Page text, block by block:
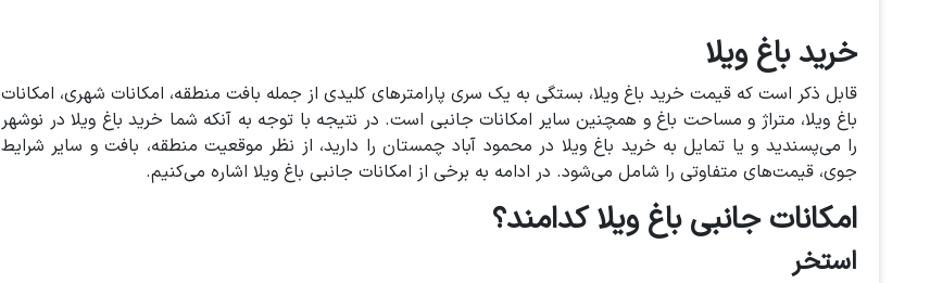
خرید باغ ویلا
قابل ذکر است که قیمت خرید باغ ویلا، بستگی به یک سری پارامترهای کلیدی از جمله بافت منطقه، امکانات شهری، امکانات
باغ ویلا، متراژ و مساحت باغ و همچنین سایر امکانات جانبی است. در نتیجه با توجه به آنکه شما خرید باغ ویلا در نوشهر
را می‌پسندید و یا تمایل به خرید باغ ویلا در محمود آباد چمستان را دارید، از نظر موقعیت منطقه، بافت و سایر شرایط
جوی، قیمت‌های متفاوتی را شامل می‌شود. در ادامه به برخی از امکانات جانبی باغ ویلا اشاره می‌کنیم.
امکانات جانبی باغ ویلا کدامند؟
استخر